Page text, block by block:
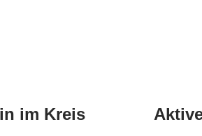
im Kreis